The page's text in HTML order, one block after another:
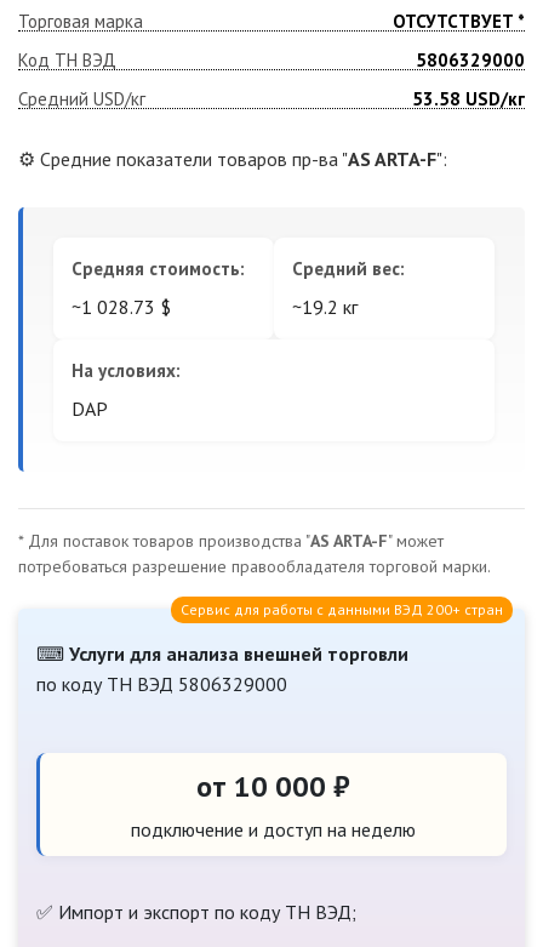
Торговая марка
ОТСУТСТВУЕТ *
Код ТН ВЭД
5806329000
Средний USD/кг
53.58 USD/кг
⚙️ Средние показатели товаров пр-ва "AS ARTA-F":
Средняя стоимость:
~1 028.73 $
Средний вес:
~19.2 кг
На условиях:
DAP
* Для поставок товаров производства "AS ARTA-F" может
потребоваться разрешение правообладателя торговой марки.
⌨ Услуги для анализа внешней торговли
по коду ТН ВЭД 5806329000
Сервис для работы с данными ВЭД 200+ стран
от 10 000 ₽
подключение и доступ на неделю
✅ Импорт и экспорт по коду ТН ВЭД;